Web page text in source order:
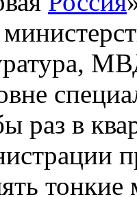
раз в
тонкие